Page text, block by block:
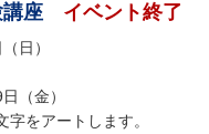
座 イベント終了
日）
（金）
をアートします。